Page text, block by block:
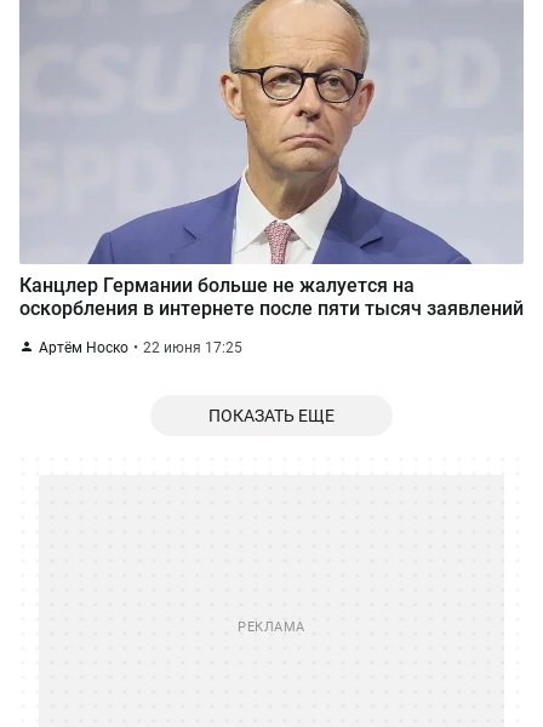
Канцлер Германии больше не жалуется на
оскорбления в интернете после пяти тысяч заявлений
Артём Носко 22 июня 17:25
ПОКАЗАТЬ ЕЩЕ